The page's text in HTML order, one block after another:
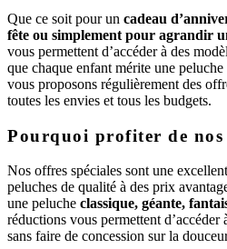
Que ce soit pour un cadeau
fête ou simplement pour agrandir
vous permettent d’accéder à des
que chaque enfant mérite une
vous proposons régulièrement des
toutes les envies et tous les budgets.
Pourquoi profiter de nos
Nos offres spéciales sont une
peluches de qualité à des prix
une peluche classique, géante,
réductions vous permettent
sans faire de concession sur la